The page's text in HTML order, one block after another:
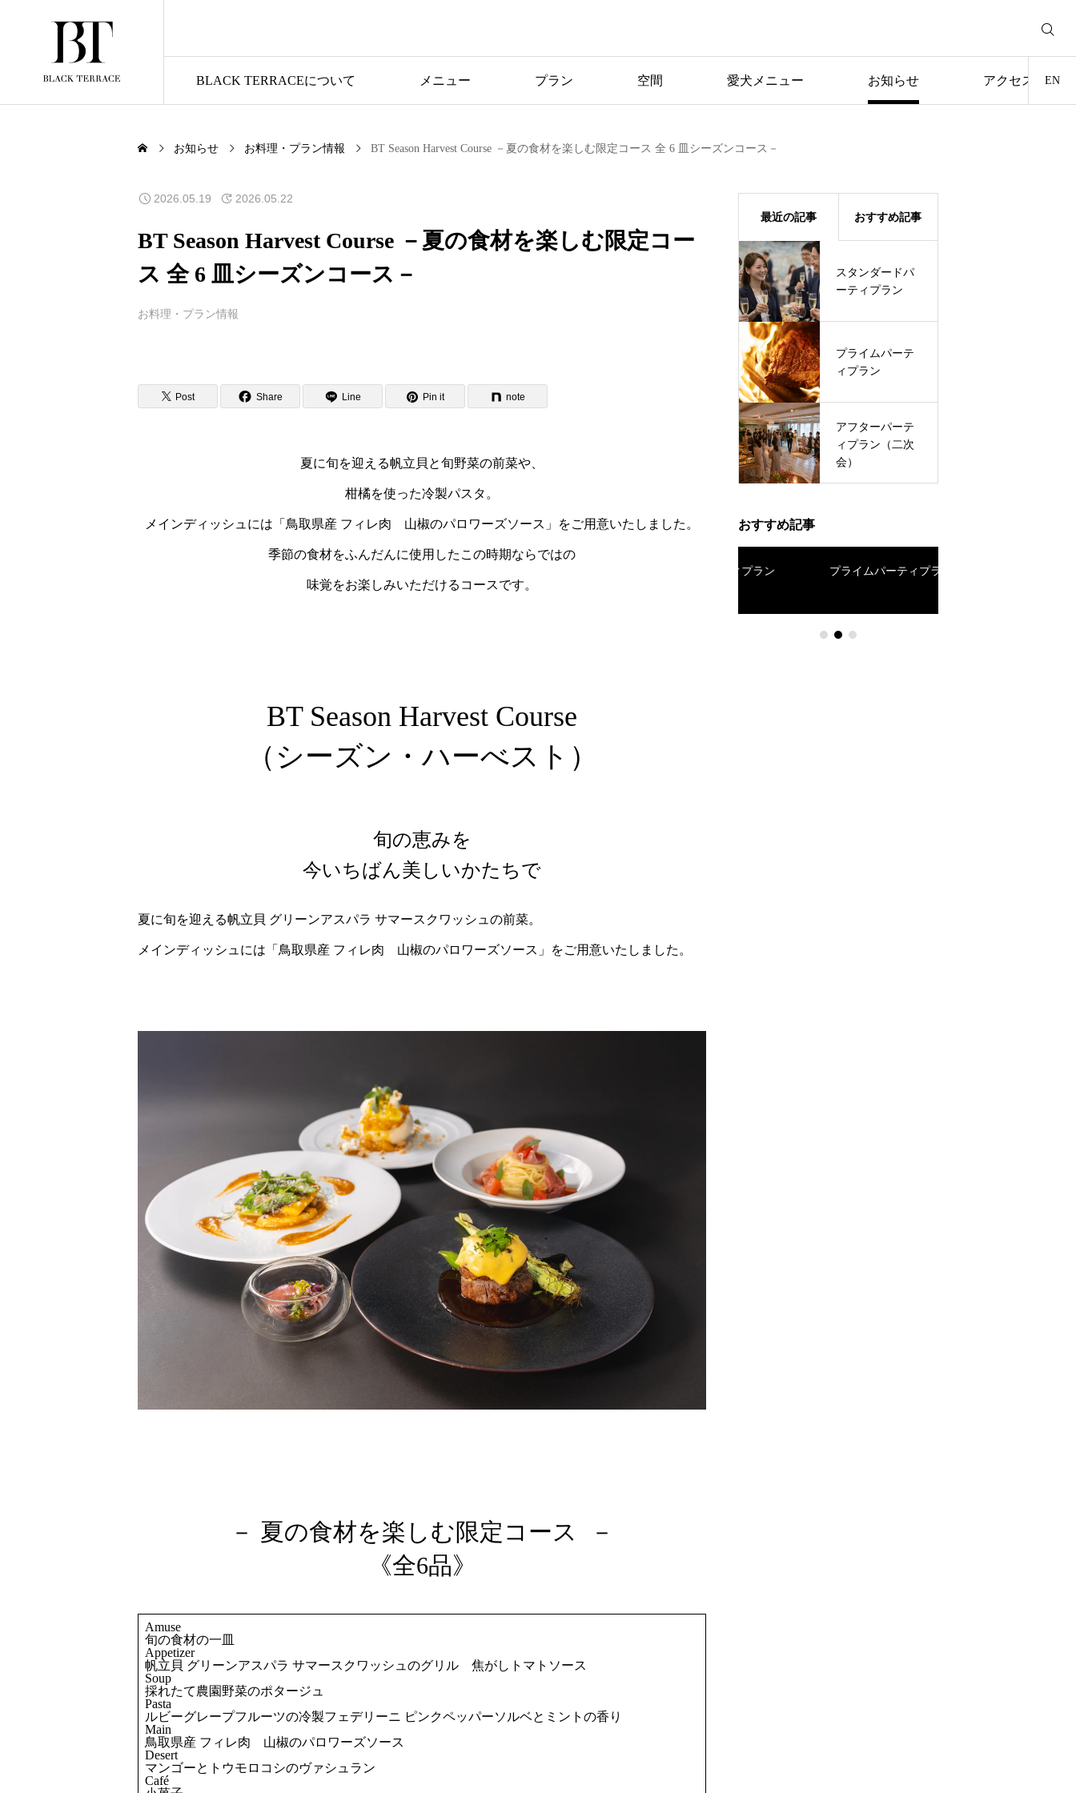
BLACK TERRACEについて メニュー プラン 空間 愛犬メニュー お知らせ アクセス EN
お知らせ お料理・プラン情報 BT Season Harvest Course －夏の食材を楽しむ限定コース 全 6 皿シーズンコース－
2026.05.19 2026.05.22
BT Season Harvest Course －夏の食材を楽しむ限定コー
ス 全 6 皿シーズンコース－
お料理・プラン情報
Post Share Line Pin it note
夏に旬を迎える帆立貝と旬野菜の前菜や、
柑橘を使った冷製パスタ。
メインディッシュには「鳥取県産 フィレ肉 山椒のパロワーズソース」をご用意いたしました。
季節の食材をふんだんに使用したこの時期ならではの
味覚をお楽しみいただけるコースです。
BT Season Harvest Course
（シーズン・ハーべスト）
旬の恵みを
今いちばん美しいかたちで
夏に旬を迎える帆立貝 グリーンアスパラ サマースクワッシュの前菜。
メインディッシュには「鳥取県産 フィレ肉 山椒のパロワーズソース」をご用意いたしました。
－ 夏の食材を楽しむ限定コース －
《全6品》
Amuse
旬の食材の一皿
Appetizer
帆立貝 グリーンアスパラ サマースクワッシュのグリル 焦がしトマトソース
Soup
採れたて農園野菜のポタージュ
Pasta
ルビーグレープフルーツの冷製フェデリーニ ピンクペッパーソルベとミントの香り
Main
鳥取県産 フィレ肉 山椒のパロワーズソース
Desert
マンゴーとトウモロコシのヴァシュラン
Café
最近の記事 おすすめ記事
スタンダードパ
ーティプラン
プライムパーテ
ィプラン
アフターパーテ
ィプラン（二次
会）
お迎え記念日 ダ
イニング
ご褒美女子会
門出を祝うダイ
ニング（卒業・
入学）
おすすめ記事
プライムパーティプラン